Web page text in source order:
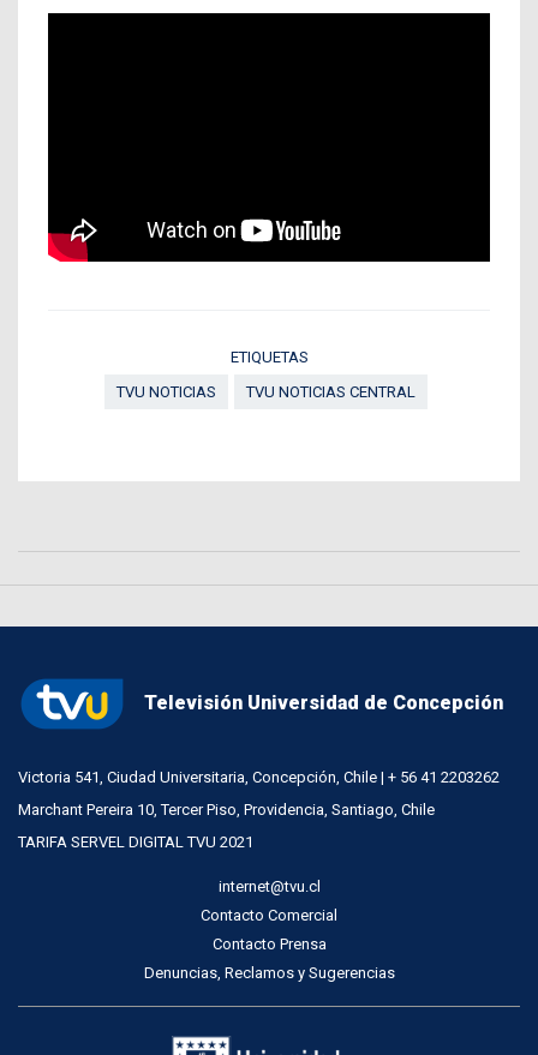
ETIQUETAS
TVU NOTICIAS
TVU NOTICIAS CENTRAL
Televisión Universidad de Concepción
Victoria 541, Ciudad Universitaria, Concepción, Chile | + 56 41 2203262
Marchant Pereira 10, Tercer Piso, Providencia, Santiago, Chile
TARIFA SERVEL DIGITAL TVU 2021
internet@tvu.cl
Contacto Comercial
Contacto Prensa
Denuncias, Reclamos y Sugerencias